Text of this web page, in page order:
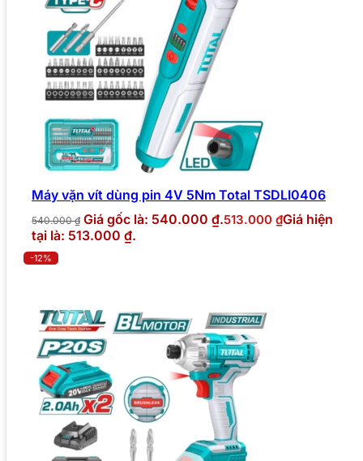
Máy vặn vít dùng pin 4V 5Nm Total TSDLI0406
540.000₫ Giá gốc là: 540.000 ₫.513.000 ₫Giá hiện
tại là: 513.000 ₫.
-12%